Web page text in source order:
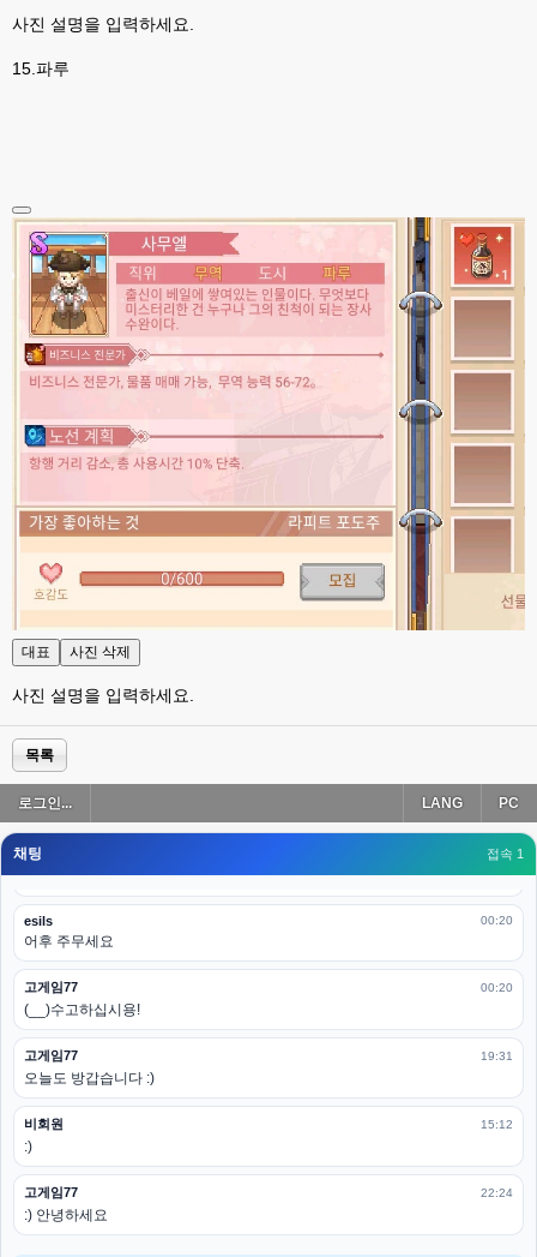
사진 설명을 입력하세요.
15.파루
대표 사진 삭제
사진 설명을 입력하세요.
목록
로그인... PC
LANG
채팅 접속 1
오 정상 이네요!
비회원
접속자는 ip당 1명인가 보네요. 다른 브로우저로 접속해도 3명인거보면
esils 00:17
음
esils
폰으로 접속해보니 3이 되는데
esils
고게임77
esils 00:19
고게임77
밑에 일반웹게임이 더있었네요
esils
esils 00:19
다 펼쳐두면 너무길어서 ..
esils 00:19
모바일로 보는데도 좀 불편하더라구요
고게임77 00:19
아 ㅋㅋ 내일도 심심하면 들리겠습니다. 벌써 12시가 넘었었네요
esils 00:20
어후 주무세요
고게임77 00:20
(__)수고하십시용!
고게임77 19:31
오늘도 방갑습니다 :)
비회원 15:12
:)
고게임77 22:24
:) 안녕하세요